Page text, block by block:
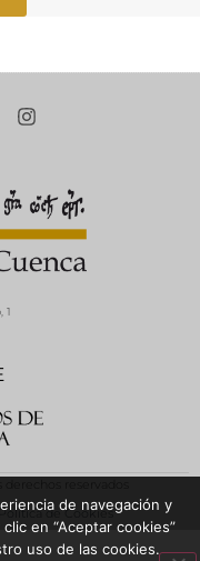
1
de Cookies
de navegación y
en “Aceptar cookies”
uso de las cookies.